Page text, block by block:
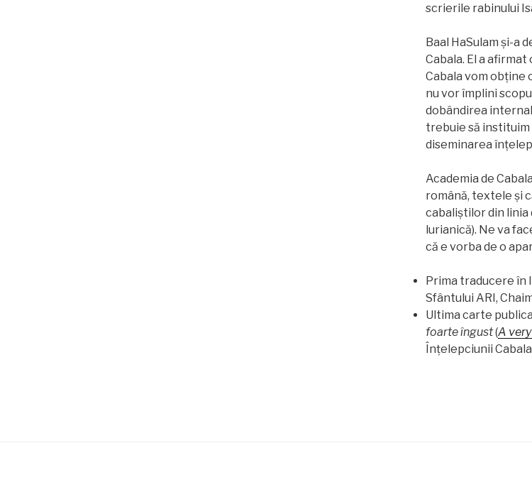
scrierile rabinului
Baal HaSulam și-a
Cabala. El a
Cabala vom obține
nu vor împlini
dobândirea
trebuie să instituim
diseminarea
Academia de
română, textele şi
cabaliştilor din linia
lurianică). Ne va
că e vorba de o
Prima traducere în
Sfântului ARI,
Ultima carte
foarte îngust(A
Înţelepciunii